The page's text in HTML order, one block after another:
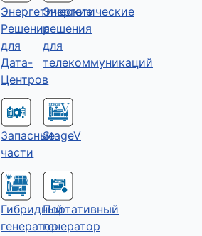
Энергетические
Решения
для
Дата-
Центров
Энергетические
решения
для
телекоммуникаций
Запасные
части
StageV
Гибридный
генератор
Портативный
генератор